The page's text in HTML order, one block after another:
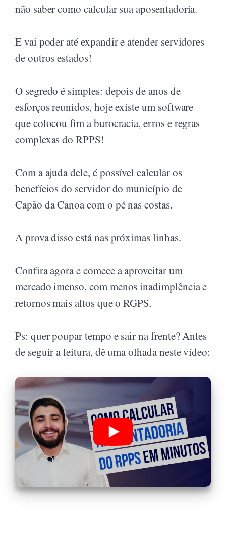
não saber como calcular sua aposentadoria.
E vai poder até expandir e atender servidores
de outros estados!
O segredo é simples: depois de anos de
esforços reunidos, hoje existe um software
que colocou fim a burocracia, erros e regras
complexas do RPPS!
Com a ajuda dele, é possível calcular os
benefícios do servidor do município de
Capão da Canoa com o pé nas costas.
A prova disso está nas próximas linhas.
Confira agora e comece a aproveitar um
mercado imenso, com menos inadimplência e
retornos mais altos que o RGPS.
Ps: quer poupar tempo e sair na frente? Antes
de seguir a leitura, dê uma olhada neste vídeo: